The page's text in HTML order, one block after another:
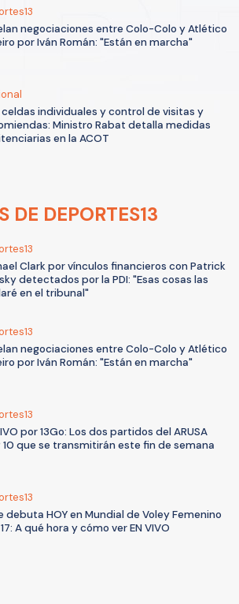
negociaciones entre Colo-Colo y Atlético
por Iván Román: "Están en marcha"
celdas individuales y control de visitas y
Ministro Rabat detalla medidas
en la ACOT
DE DEPORTES13
Clark por vínculos financieros con Patrick
detectados por la PDI: "Esas cosas las
en el tribunal"
negociaciones entre Colo-Colo y Atlético
por Iván Román: "Están en marcha"
por 13Go: Los dos partidos del ARUSA
10 que se transmitirán este fin de semana
debuta HOY en Mundial de Voley Femenino
A qué hora y cómo ver EN VIVO